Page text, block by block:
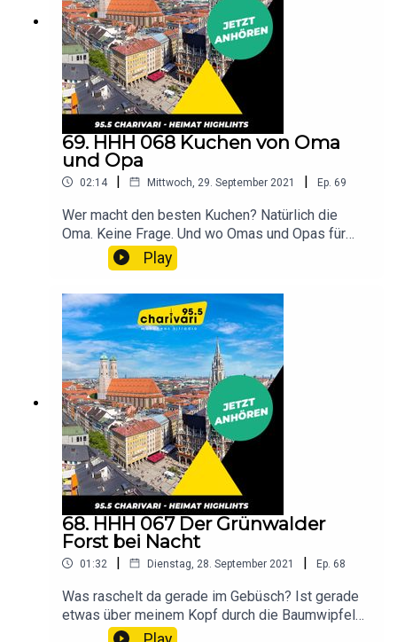
69. HHH 068 Kuchen von Oma
und Opa
02:14 | Mittwoch, 29. September 2021 | Ep. 69
Wer macht den besten Kuchen? Natürlich die
Oma. Keine Frage. Und wo Omas und Opas für
Dich backen und ihre Geheimrezepte für Dich
kredenzen, das erfährst Du hier. Hör rein!
Play
68. HHH 067 Der Grünwalder
Forst bei Nacht
01:32 | Dienstag, 28. September 2021 | Ep. 68
Was raschelt da gerade im Gebüsch? Ist gerade
etwas über meinem Kopf durch die Baumwipfel
gesprungen? Welcher Vogel ruft da, den hab ich